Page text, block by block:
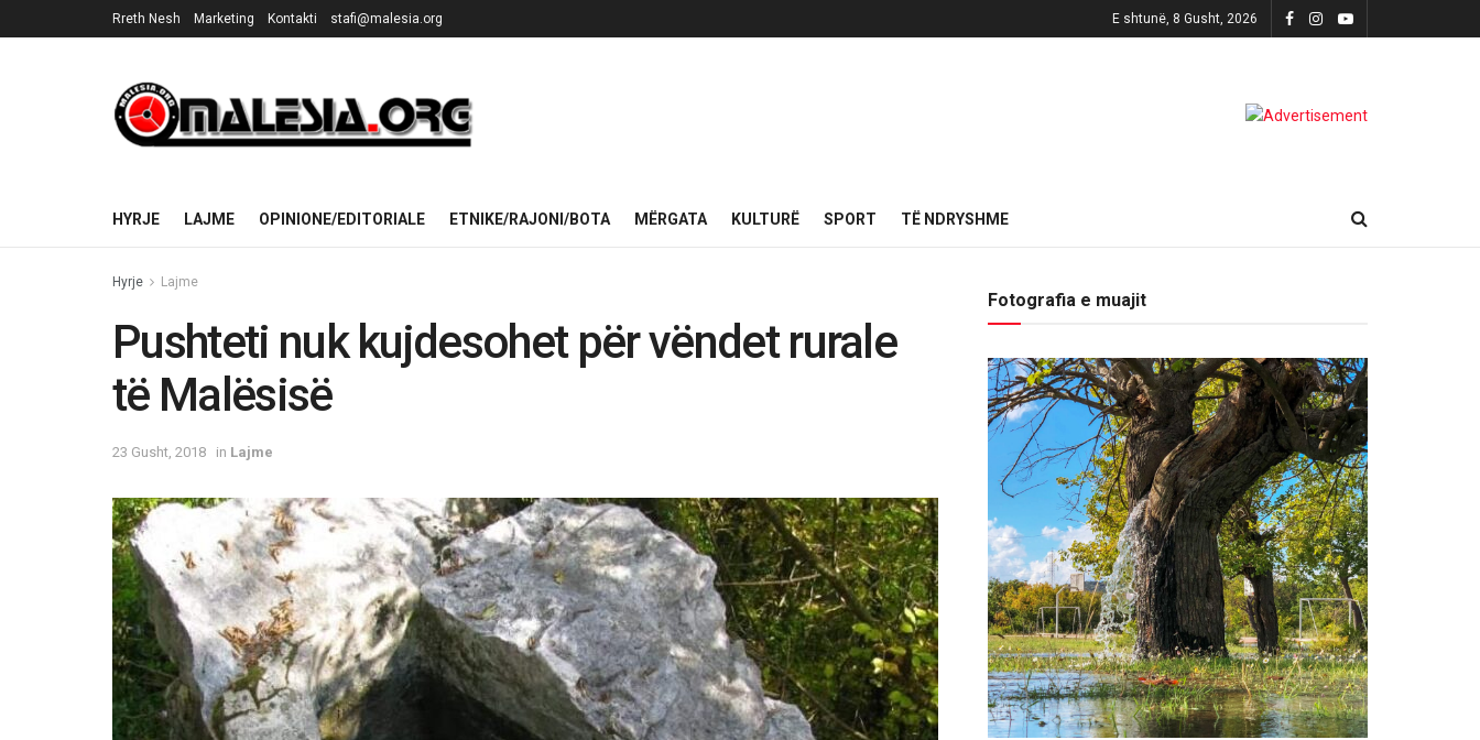
Rreth Nesh Marketing Kontakti stafi@malesia.org E shtunë, 8 Gusht, 2026
HYRJE LAJME OPINIONE/EDITORIALE ETNIKE/RAJONI/BOTA MËRGATA KULTURË SPORT TË NDRYSHME
Hyrje Lajme
Pushteti nuk kujdesohet për vëndet rurale
të Malësisë
23 Gusht, 2018 in Lajme
Fotografia e muajit